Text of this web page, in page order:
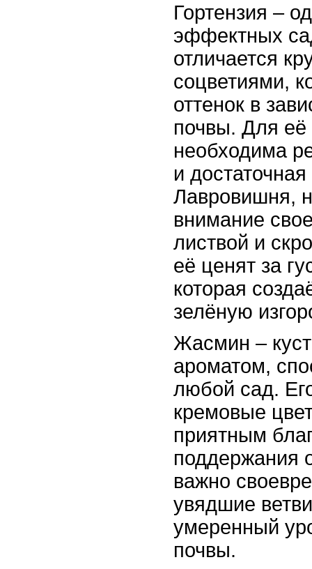
Гортензия –
эффектных
отличается
соцветиями,
оттенок в
почвы. Для
необходима
и
Лавровишня,
внимание
листвой и
её ценят за
которая
зелёную
Жасмин –
ароматом,
любой сад.
кремовые
приятным
поддержания
важно
увядшие
умеренный
почвы.